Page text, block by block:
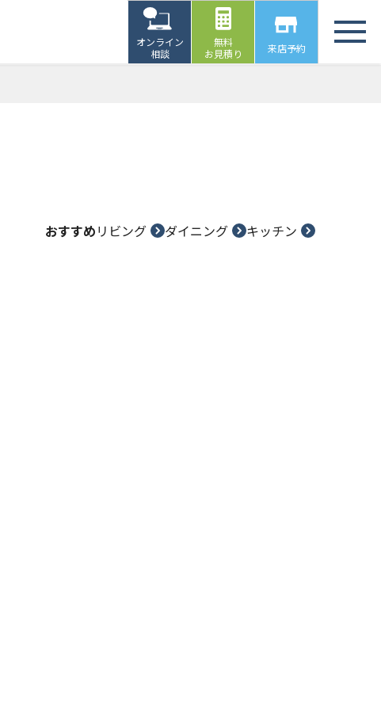
オンライン
相談
無料
お見積り
来店予約
おすすめリビング ダイニング キッチン